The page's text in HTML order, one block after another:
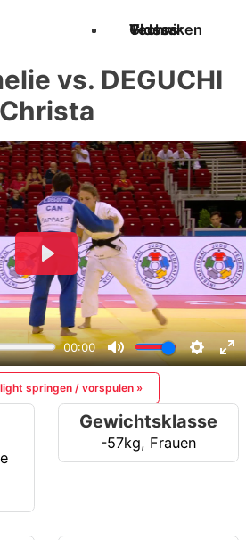
Techniken
Videos
Glossar
vs. DEGUCHI
Christa
springen / vorspulen »
Gewichtsklasse
-57kg, Frauen